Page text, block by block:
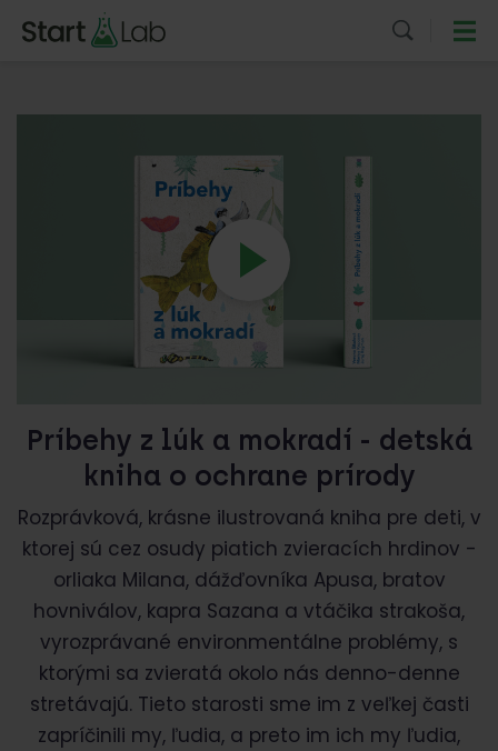
Príbehy z lúk a mokradí - detská
kniha o ochrane prírody
Rozprávková, krásne ilustrovaná kniha pre deti, v
ktorej sú cez osudy piatich zvieracích hrdinov -
orliaka Milana, dážďovníka Apusa, bratov
hovniválov, kapra Sazana a vtáčika strakoša,
vyrozprávané environmentálne problémy, s
ktorými sa zvieratá okolo nás denno-denne
stretávajú. Tieto starosti sme im z veľkej časti
zapríčinili my, ľudia, a preto im ich my ľudia,